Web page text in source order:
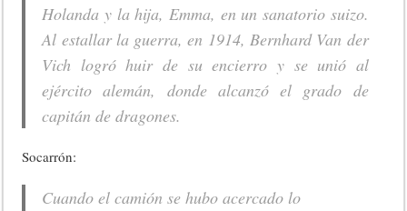
Holanda y la hija, Emma, en un sanatorio suizo.
Al estallar la guerra, en 1914, Bernhard Van der
Vich logró huir de su encierro y se unió al
ejército alemán, donde alcanzó el grado de
capitán de dragones.
Socarrón:
Cuando el camión se hubo acercado lo